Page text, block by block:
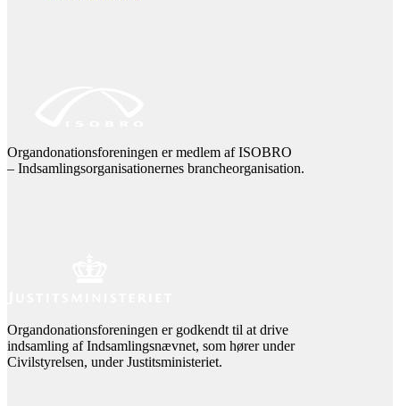
Organdonationsforeningen er medlem af ISOBRO
– Indsamlingsorganisationernes brancheorganisation.
Organdonationsforeningen er godkendt til at drive
indsamling af Indsamlingsnævnet, som hører under
Civilstyrelsen, under Justitsministeriet.